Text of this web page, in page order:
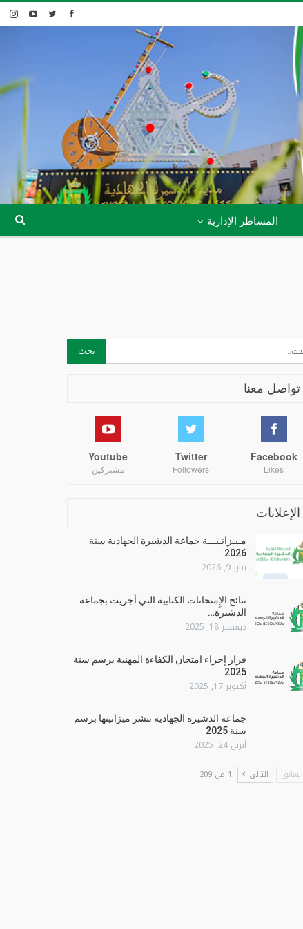
المساطر الإدارية
تواصل معنا
Facebook
Likes
Twitter
Followers
Youtube
مشتركين
الإعلانات
مـيـزانـيـــة جماعة الدشيرة الجهادية سنة
2026
يناير 9, 2026
نتائج الإِمتحانات الكتابية التي أجريت بجماعة
الدشيرة…
ديسمبر 18, 2025
قرار إجراء امتحان الكفاءة المهنية برسم سنة
2025
أكتوبر 17, 2025
جماعة الدشيرة الجهادية تنشر ميزانيتها برسم
سنة 2025
أبريل 24, 2025
السابق التالي 1 من 209